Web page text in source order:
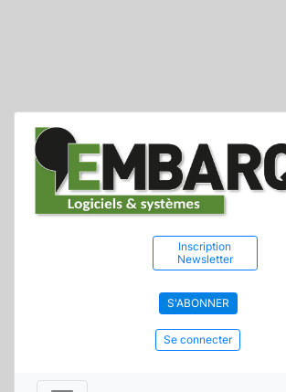
Inscription
Newsletter
S'ABONNER
Se connecter